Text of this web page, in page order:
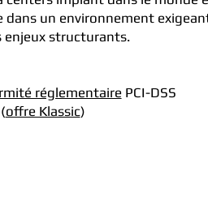
dans un environnement
structurants.
réglementairePCI-DSS
offre Klassic)